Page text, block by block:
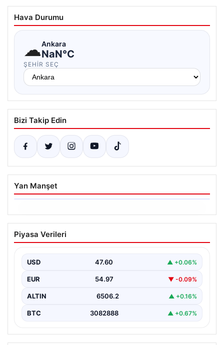
Hava Durumu
☁Ankara
NaN°C
ŞEHIR SEÇ
Bizi Takip Edin
Yan Manşet
06.08.2026
Ertuğrul Özkök’ün Hakaret İddialarına
İfade Verme Süreci
Cumhurbaşkanına hakaret iddialarıyla yürütülen
soruşturma kapsamında İstanbul Adalet…
Piyasa Verileri
USD 47.60 ▲ +0.06%
EUR 54.97 ▼ -0.09%
ALTIN 6506.2 ▲ +0.16%
BTC 3082888 ▲ +0.67%